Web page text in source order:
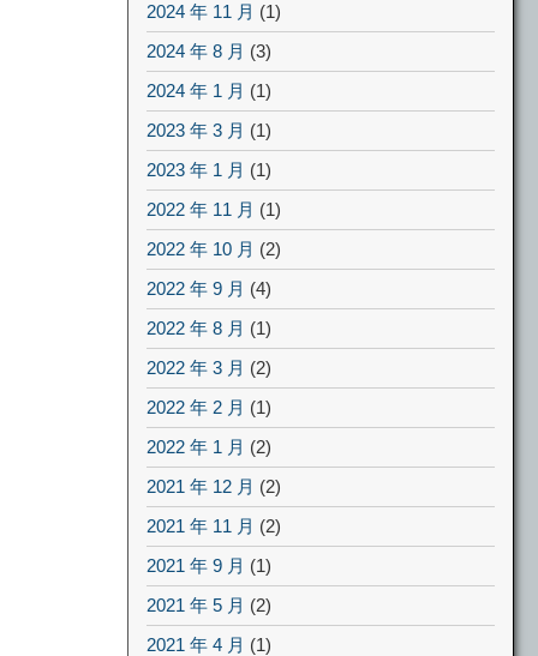
2024 年 11 月 (1)
2024 年 8 月 (3)
2024 年 1 月 (1)
2023 年 3 月 (1)
2023 年 1 月 (1)
2022 年 11 月 (1)
2022 年 10 月 (2)
2022 年 9 月 (4)
2022 年 8 月 (1)
2022 年 3 月 (2)
2022 年 2 月 (1)
2022 年 1 月 (2)
2021 年 12 月 (2)
2021 年 11 月 (2)
2021 年 9 月 (1)
2021 年 5 月 (2)
2021 年 4 月 (1)